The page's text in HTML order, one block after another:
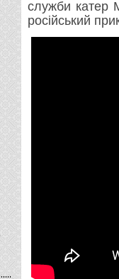
служби катер
російський